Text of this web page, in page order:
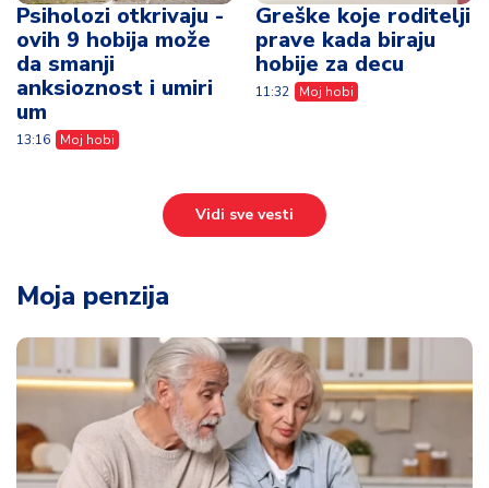
Psiholozi otkrivaju -
ovih 9 hobija može
da smanji
anksioznost i umiri
um
13:16 Moj hobi
Greške koje roditelji
prave kada biraju
hobije za decu
11:32 Moj hobi
Vidi sve vesti
Moja penzija